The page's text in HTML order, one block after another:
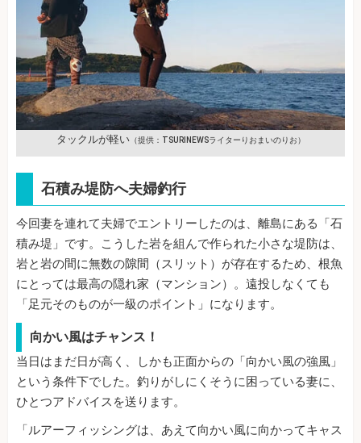
タックルが軽い（提供：TSURINEWSライターりおまいのりお）
石積み堤防へ夫婦釣行
今回妻を連れて夫婦でエントリーしたのは、離島にある「石
積み堤」です。こうした岩を組んで作られた小さな堤防は、
岩と岩の間に無数の隙間（スリット）が存在するため、根魚
にとっては最高の隠れ家（マンション）。遠投しなくても
「足元そのものが一級のポイント」になります。
向かい風はチャンス！
当日はまだ日が高く、しかも正面からの「向かい風の強風」
という条件下でした。釣りがしにくそうに困っている妻に、
ひとつアドバイスを送ります。
「ルアーフィッシングは、あえて向かい風に向かってキャス